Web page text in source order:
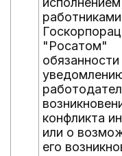
работниками
"Росатом"
обязанности
конфликта
или о
его